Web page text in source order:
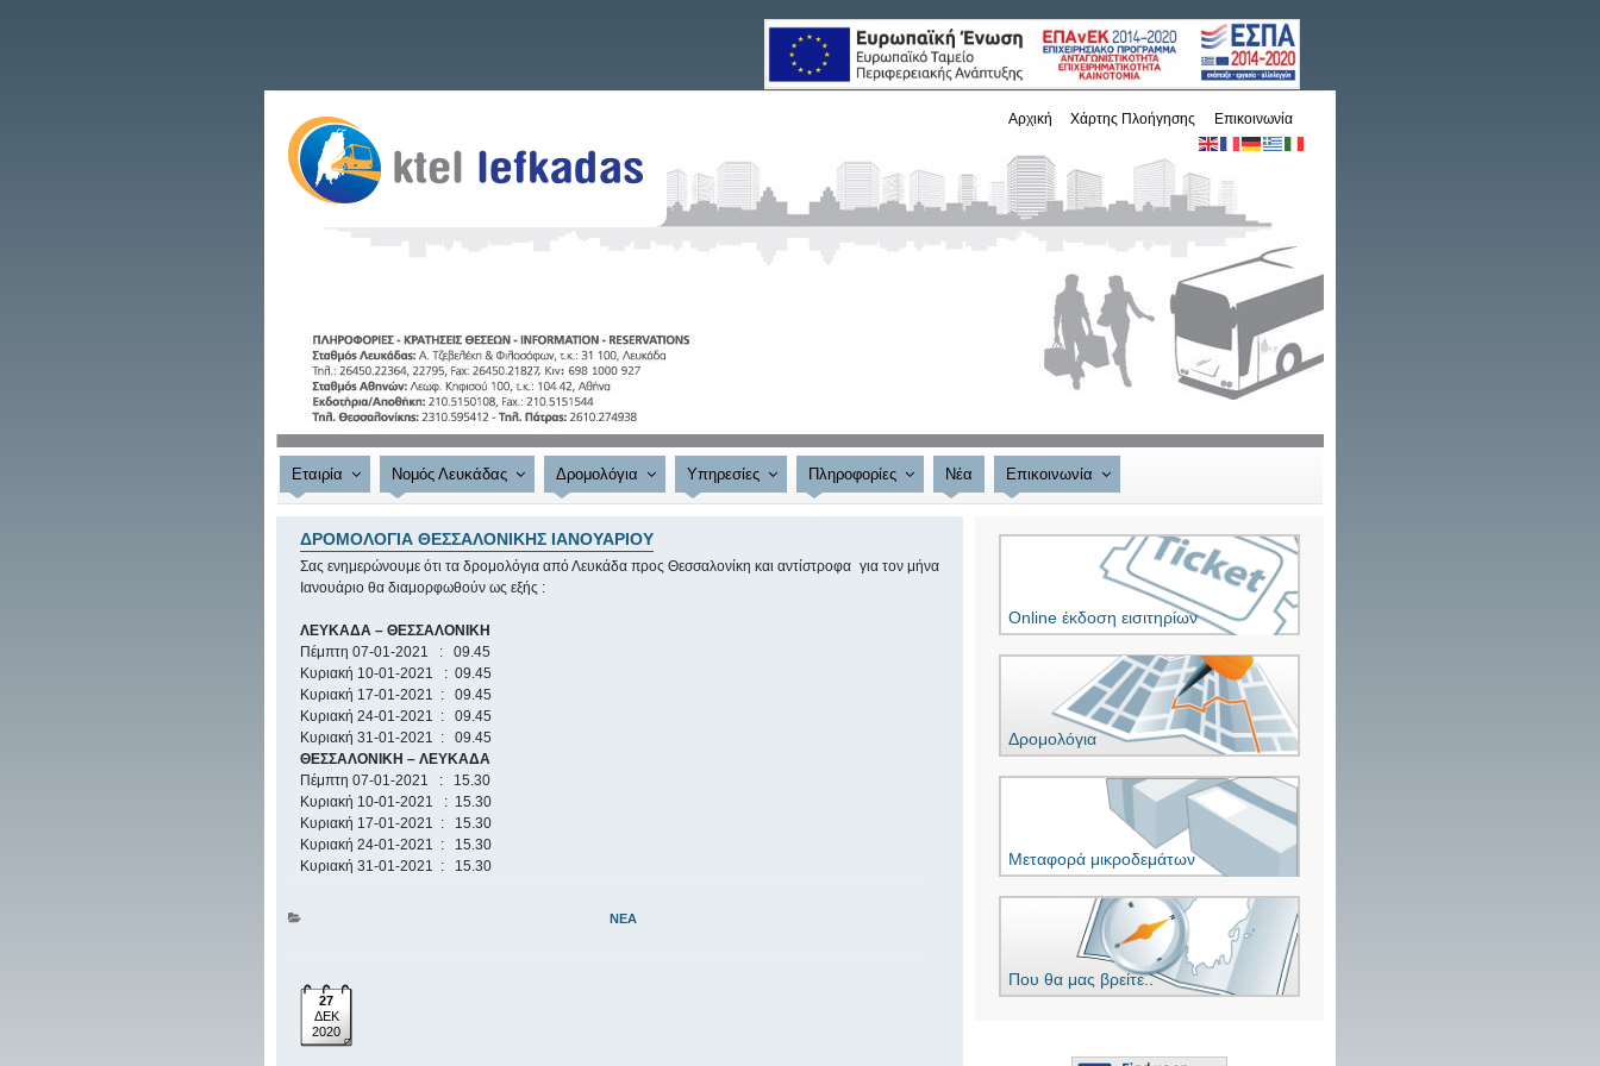
Αρχική Χάρτης Πλοήγησης Επικοινωνία
Εταιρία Νομός Λευκάδας Δρομολόγια Υπηρεσίες Πληροφορίες Νέα Επικοινωνία
ΔΡΟΜΟΛΟΓΙΑ ΘΕΣΣΑΛΟΝΙΚΗΣ ΙΑΝΟΥΑΡΙΟΥ
Σας ενημερώνουμε ότι τα δρομολόγια από Λευκάδα προς Θεσσαλονίκη και αντίστροφα για τον μήνα
Ιανουάριο θα διαμορφωθούν ως εξής :
ΛΕΥΚΑΔΑ – ΘΕΣΣΑΛΟΝΙΚΗ
Πέμπτη 07-01-2021 : 09.45
Κυριακή 10-01-2021 : 09.45
Κυριακή 17-01-2021 : 09.45
Κυριακή 24-01-2021 : 09.45
Κυριακή 31-01-2021 : 09.45
ΘΕΣΣΑΛΟΝΙΚΗ – ΛΕΥΚΑΔΑ
Πέμπτη 07-01-2021 : 15.30
Κυριακή 10-01-2021 : 15.30
Κυριακή 17-01-2021 : 15.30
Κυριακή 24-01-2021 : 15.30
Κυριακή 31-01-2021 : 15.30
ΝΈΑ
27
ΔΕΚ
2020
Online έκδοση εισιτηρίων
Δρομολόγια
Μεταφορά μικροδεμάτων
Που θα μας βρείτε..